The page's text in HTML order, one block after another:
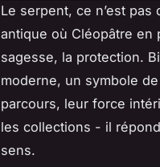
Le serpent, ce n’est pas
antique où Cléopâtre en
sagesse, la protection.
moderne, un symbole
parcours, leur force
les collections - il
sens.